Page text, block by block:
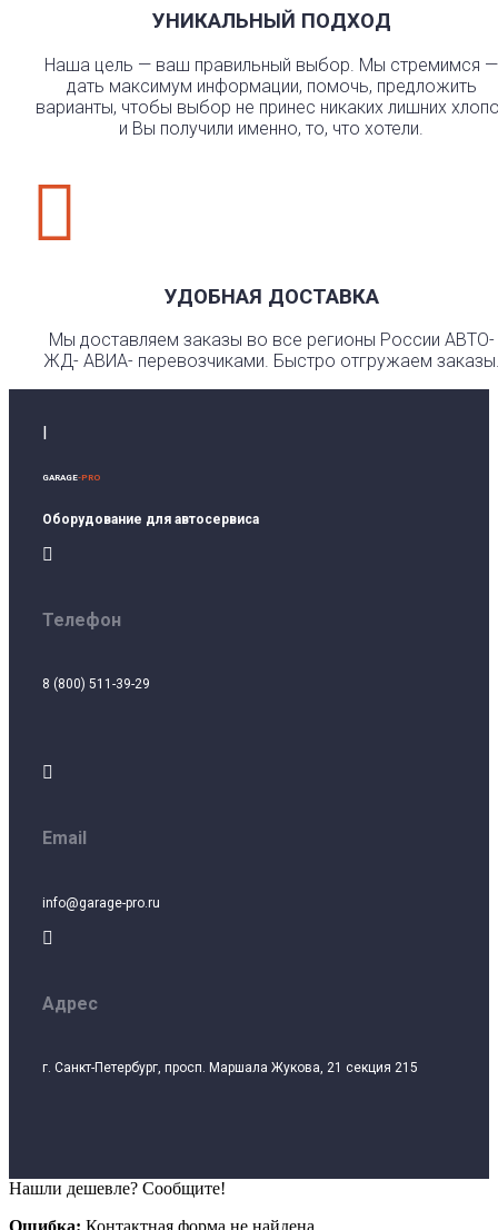
УНИКАЛЬНЫЙ ПОДХОД
Наша цель — ваш правильный выбор. Мы стремимся —
дать максимум информации, помочь, предложить
варианты, чтобы выбор не принес никаких лишних
и Вы получили именно, то, что хотели.

УДОБНАЯ ДОСТАВКА
Мы доставляем заказы во все регионы России АВТО-
ЖД- АВИА- перевозчиками. Быстро отгружаем
GARAGE-PRO
Оборудование для автосервиса

Телефон
8 (800) 511-39-29

Email
info@garage-pro.ru

Адрес
г. Санкт-Петербург, просп. Маршала Жукова, 21 секция 215
Нашли дешевле? Сообщите!